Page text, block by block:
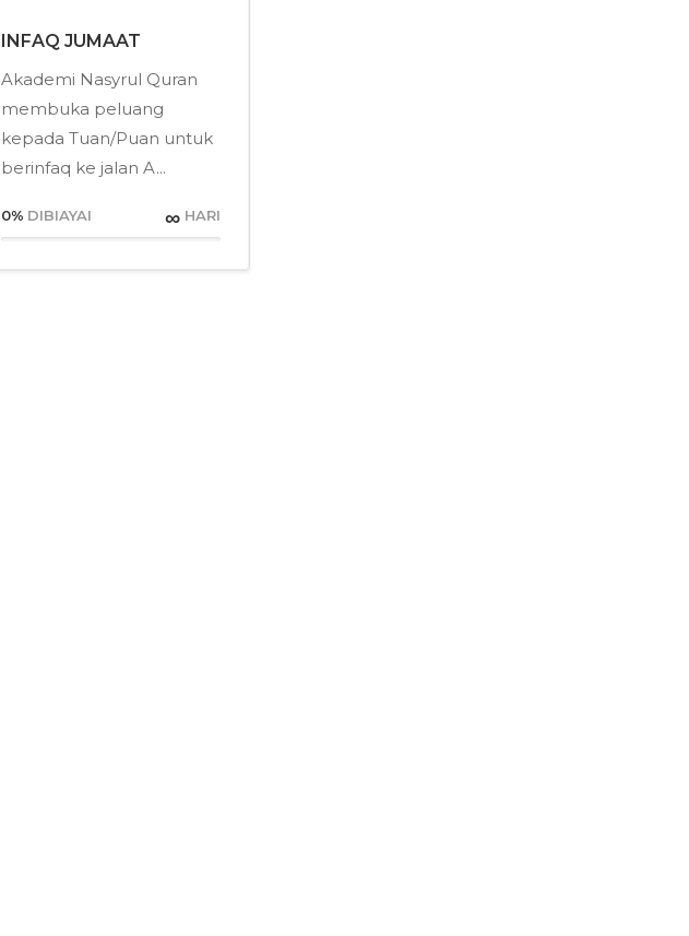
INFAQ JUMAAT
Akademi Nasyrul Quran
membuka peluang
kepada Tuan/Puan untuk
berinfaq ke jalan A...
0%DIBIAYAI ∞HARI